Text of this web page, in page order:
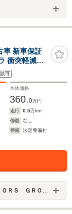
新車保証
線キープ A
可
本体価格
360.0万円
走行 0.5万km
修復
なし
整備
法定整備付
Ｓ ＧＲＯＵＰ